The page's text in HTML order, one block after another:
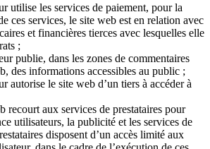
utilise les services de paiement, pour la
ces services, le site web est en relation avec
et financières tierces avec lesquelles elle
;
publie, dans les zones de commentaires
des informations accessibles au public ;
autorise le site web d’un tiers à accéder à
recourt aux services de prestataires pour
utilisateurs, la publicité et les services de
disposent d’un accès limité aux